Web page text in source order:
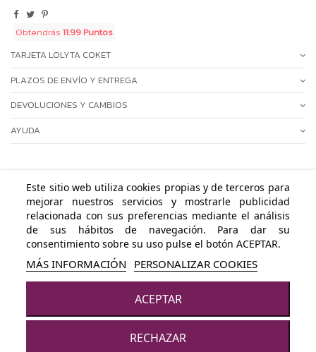
Añadir al carrito
Obtendrás 11.99 Puntos
TARJETA LOLYTA COKET
PLAZOS DE ENVÍO Y ENTREGA
DEVOLUCIONES Y CAMBIOS
AYUDA
ÁREA PERSONAL
NUESTRAS POLÍTICAS
CONTACTA CON NOSOTROS
Este sitio web utiliza cookies propias y de terceros para
mejorar nuestros servicios y mostrarle publicidad
relacionada con sus preferencias mediante el análisis
de sus hábitos de navegación. Para dar su
consentimiento sobre su uso pulse el botón ACEPTAR.
MÁS INFORMACIÓN PERSONALIZAR COOKIES
RECHAZAR
ACEPTAR
© LOLYTA COKET - Todos los derechos reservados · Powered byByte
Factory